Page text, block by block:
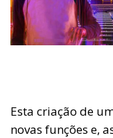
Esta criação de
novas funções e,